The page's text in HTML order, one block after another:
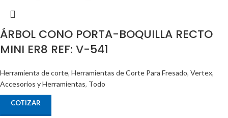
ÁRBOL CONO PORTA-BOQUILLA RECTO
MINI ER8 REF: V-541
Herramienta de corte, Herramientas de Corte Para Fresado, Vertex,
Accesorios y Herramientas, Todo
COTIZAR